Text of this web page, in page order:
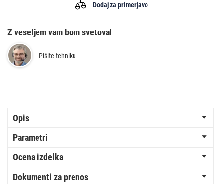
Dodaj za primerjavo
Z veseljem vam bom svetoval
Pišite tehniku
Opis
Parametri
Ocena izdelka
Dokumenti za prenos